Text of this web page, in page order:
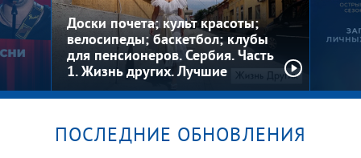
Доски почета; культ красоты;
велосипеды; баскетбол; клубы
для пенсионеров. Сербия. Часть
1. Жизнь других. Лучшие
моменты
ПОСЛЕДНИЕ ОБНОВЛЕНИЯ